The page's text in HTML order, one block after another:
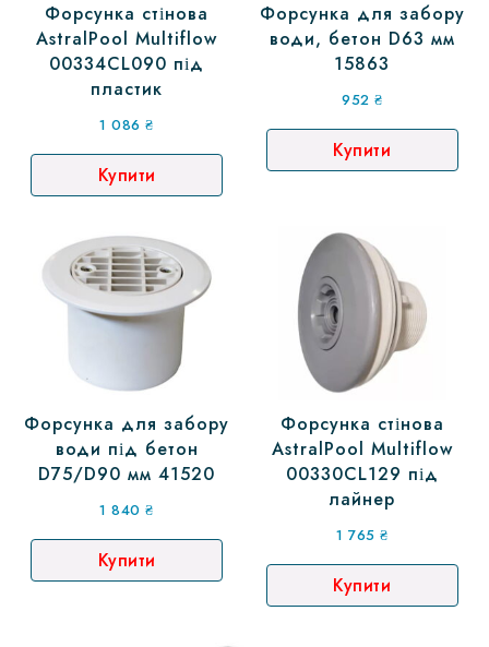
Форсунка стінова
AstralPool Multiflow
00334CL090 під
пластик
1 086₴
Купити
Форсунка для забору
води, бетон D63 мм
15863
952₴
Купити
Форсунка для забору
води під бетон
D75/D90 мм 41520
1 840₴
Купити
Форсунка стінова
AstralPool Multiflow
00330CL129 під
лайнер
1 765₴
Купити